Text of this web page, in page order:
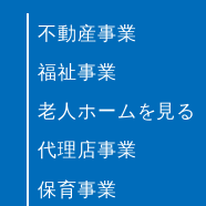
不動産事業
福祉事業
老人ホームを見る
代理店事業
保育事業